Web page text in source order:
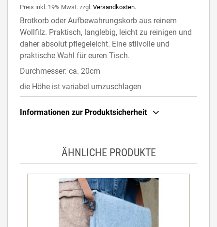
Preis inkl. 19% Mwst. zzgl. Versandkosten.
Brotkorb oder Aufbewahrungskorb aus reinem
Wollfilz. Praktisch, langlebig, leicht zu reinigen und
daher absolut pflegeleicht. Eine stilvolle und
praktische Wahl für euren Tisch.
Durchmesser: ca. 20cm
die Höhe ist variabel umzuschlagen
Informationen zur Produktsicherheit
ÄHNLICHE PRODUKTE